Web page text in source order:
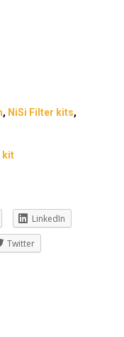
, NiSi Filter kits,
kit
LinkedIn
Twitter